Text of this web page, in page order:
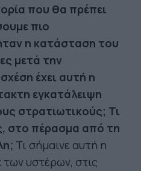
που θα πρέπει
πιο
η κατάσταση του
μετά την
έχει αυτή η
εγκατάλειψη
στρατιωτικούς; Τι
στο πέρασμα από τη
Τι σήμαινε αυτή η
των υστέρων, στις